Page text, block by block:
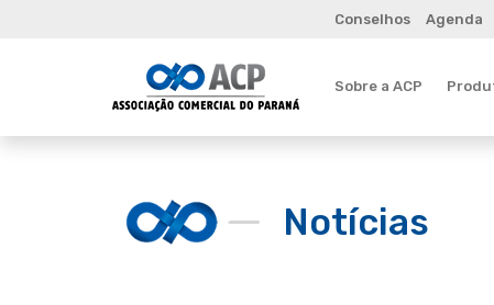
Conselhos Agenda
Sobre a ACP
Notícias